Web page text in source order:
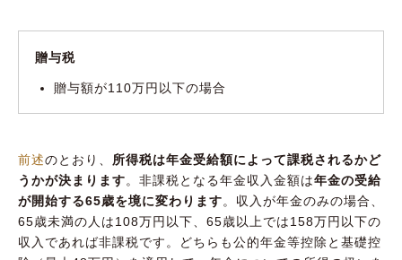
贈与税
贈与額が110万円以下の場合
前述のとおり、 所得税は年金受給額によって課税されるかど
うかが決まります。非課税となる年金収入金額は年金の受給
が開始する65歳を境に変わります。収入が年金のみの場合、
65歳未満の人は108万円以下、65歳以上では158万円以下の
収入であれば非課税です。どちらも公的年金等控除と基礎控